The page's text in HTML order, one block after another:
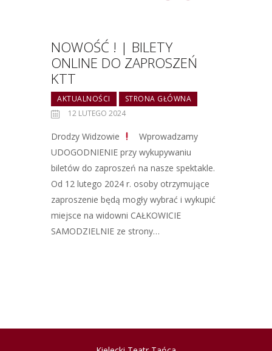
NOWOŚĆ ! | BILETY
ONLINE DO ZAPROSZEŃ
KTT
AKTUALNOŚCI
STRONA GŁÓWNA
12 LUTEGO 2024
Drodzy Widzowie
Wprowadzamy
UDOGODNIENIE przy wykupywaniu
biletów do zaproszeń na nasze spektakle.
Od 12 lutego 2024 r. osoby otrzymujące
zaproszenie będą mogły wybrać i wykupić
miejsce na widowni CAŁKOWICIE
SAMODZIELNIE ze strony…